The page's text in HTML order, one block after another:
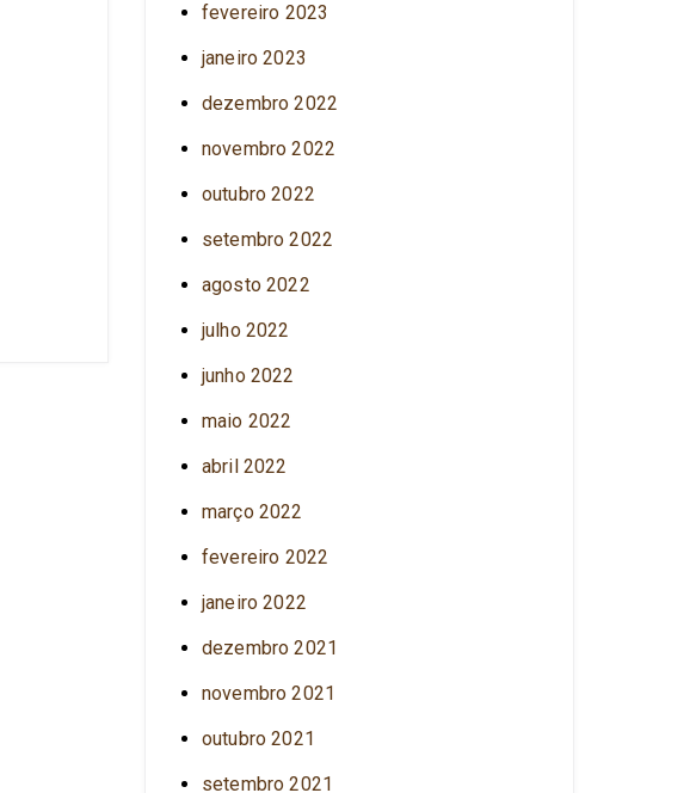
fevereiro 2023
janeiro 2023
dezembro 2022
novembro 2022
outubro 2022
setembro 2022
agosto 2022
julho 2022
junho 2022
maio 2022
abril 2022
março 2022
fevereiro 2022
janeiro 2022
dezembro 2021
novembro 2021
outubro 2021
setembro 2021